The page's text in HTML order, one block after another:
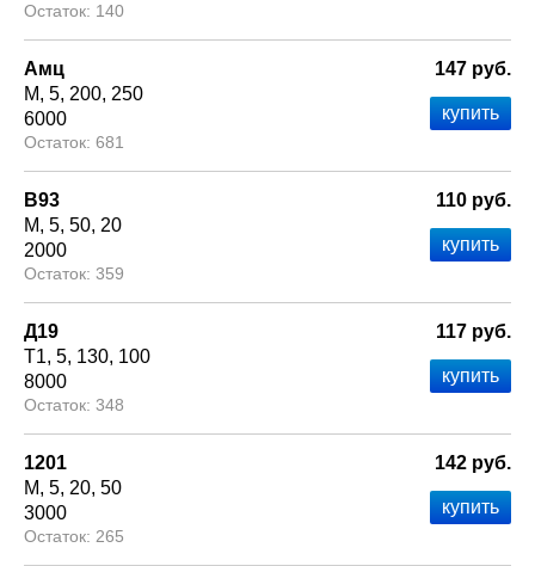
140
Амц
М 5 200 250
6000
681
147 руб.
В93
М 5 50 20
2000
359
110 руб.
Д19
Т1 5 130 100
8000
348
117 руб.
1201
М 5 20 50
3000
265
142 руб.